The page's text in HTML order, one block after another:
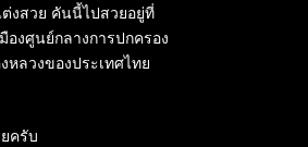
งสวย คันนี้ไปสวยอยู่ที่
องศูนย์กลางการปกครอง
หลวงของประเทศไทย
ครับ